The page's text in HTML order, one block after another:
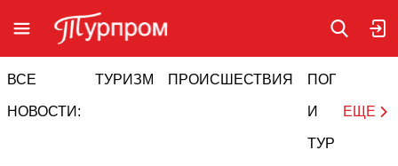
ВСЕ
НОВОСТИ:
ТУРИЗМ ПРОИСШЕСТВИЯ ПОГОДА
И
ТУРИЗМ
ЕЩЕ